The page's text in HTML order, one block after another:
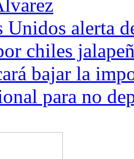
Unidos alerta
chiles
bajar la
para no